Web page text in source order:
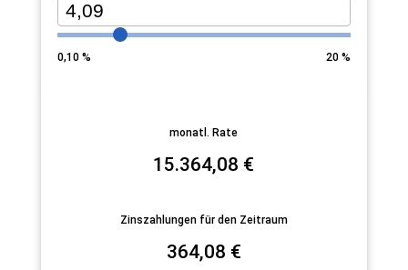
0,10% 20 %
monatl. Rate
15.364,08 €
Zinszahlungen für den Zeitraum
364,08 €